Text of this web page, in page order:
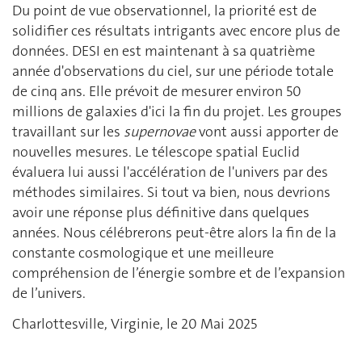
Du point de vue observationnel, la priorité est de
solidifier ces résultats intrigants avec encore plus de
données. DESI en est maintenant à sa quatrième
année d'observations du ciel, sur une période totale
de cinq ans. Elle prévoit de mesurer environ 50
millions de galaxies d'ici la fin du projet. Les groupes
travaillant sur les supernovaevont aussi apporter de
nouvelles mesures. Le télescope spatial Euclid
évaluera lui aussi l'accélération de l'univers par des
méthodes similaires. Si tout va bien, nous devrions
avoir une réponse plus définitive dans quelques
années. Nous célébrerons peut-être alors la fin de la
constante cosmologique et une meilleure
compréhension de l’énergie sombre et de l’expansion
de l’univers.
Charlottesville, Virginie, le 20 Mai 2025